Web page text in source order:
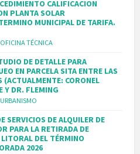
CALIFICACION
PLANTA SOLAR
MUNICIPAL DE TARIFA.
OFICINA TÉCNICA
DE DETALLE PARA
EN PARCELA SITA ENTRE LAS
(ACTUALMENTE: CORONEL
Y DR. FLEMING
URBANISMO
SERVICIOS DE ALQUILER DE
PARA LA RETIRADA DE
DEL TÉRMINO
2026